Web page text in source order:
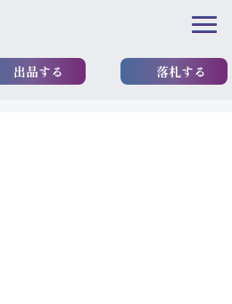
出品する 落札する